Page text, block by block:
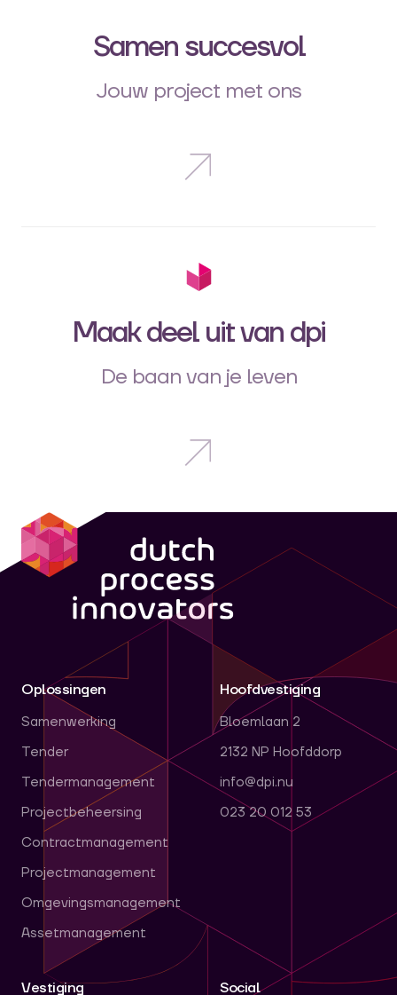
Samen succesvol
Jouw project met ons
Maak deel uit van dpi
De baan van je leven
Oplossingen
Samenwerking
Tender
Tendermanagement
Projectbeheersing
Contractmanagement
Projectmanagement
Omgevingsmanagement
Assetmanagement
Hoofdvestiging
Bloemlaan 2
2132 NP Hoofddorp
info@dpi.nu
023 20 012 53
Vestiging Social